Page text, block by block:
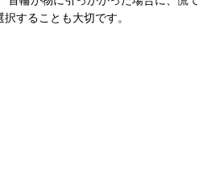
することも大切です。